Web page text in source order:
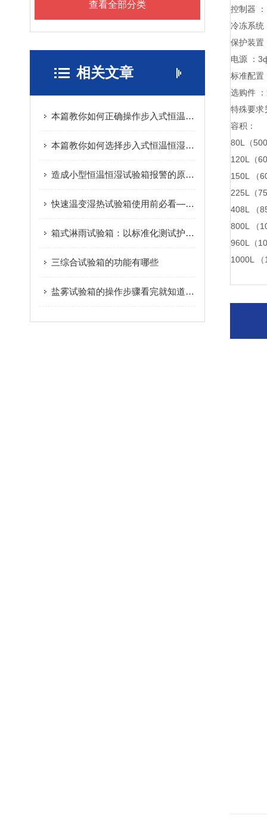
查看全部分类
相关文章
本篇教你如何正确操作步入式恒温恒湿试验房了
本篇教你如何选择步入式恒温恒湿试验房
造成小型恒温恒湿试验箱报警的原因你知道有哪些么
快速温变湿热试验箱使用前必看——这些注意事项别忽略
箱式淋雨试验箱：以标准化测试护航产品环境适应性
三综合试验箱的功能有哪些
盐雾试验箱的操作步骤看完就知道了！
控制器
冷冻系统
保护装置
电源 ：
标准配置
选购件
特殊要求
容积：
80L（
120L（
150L （
225L（
408L （
800L （
960L（
1000L